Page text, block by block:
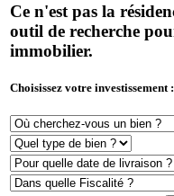
Ce n'est pas la
outil de recherche
immobilier.
Choisissez votre investissement :